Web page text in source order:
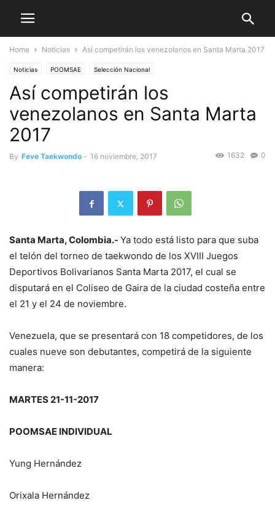
Home Noticias Así competirán los venezolanos en Santa Marta 2017
Noticias POOMSAE Selección Nacional
Así competirán los
venezolanos en Santa Marta
2017
By Feve Taekwondo - 16 noviembre, 2017 0
1632
Santa Marta, Colombia.- Ya todo está listo para que suba
el telón del torneo de taekwondo de los XVIII Juegos
Deportivos Bolivarianos Santa Marta 2017, el cual se
disputará en el Coliseo de Gaira de la ciudad costeña entre
el 21 y el 24 de noviembre.
Venezuela, que se presentará con 18 competidores, de los
cuales nueve son debutantes, competirá de la siguiente
manera:
MARTES 21-11-2017
POOMSAE INDIVIDUAL
Yung Hernández
Orixala Hernández